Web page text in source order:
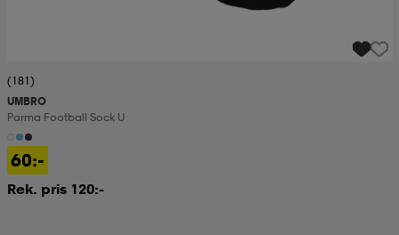
(181)
UMBRO
Parma Football Sock U
60:-
Rek. pris 120:-